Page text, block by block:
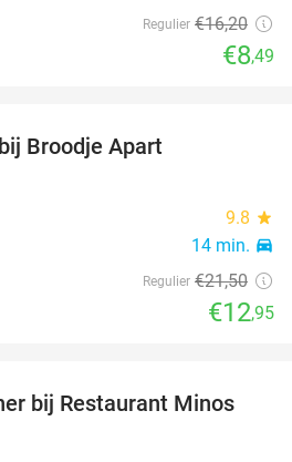
Regulier €16,20
€8,49
Broodje Apart
9.8 star
14 min. directions_car
Regulier €21,50
€12,95
30%
bij Restaurant Minos